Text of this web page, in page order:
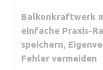
Balkonkraftwerk
einfache Praxis-
speichern,
Fehler vermeiden